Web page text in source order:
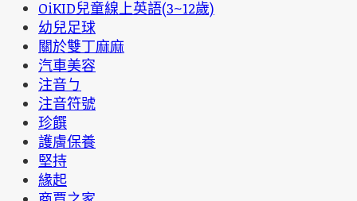
OiKID兒童線上英語(3~12歲)
幼兒足球
關於雙丁麻麻
汽車美容
注音ㄅ
注音符號
珍饌
護膚保養
堅持
緣起